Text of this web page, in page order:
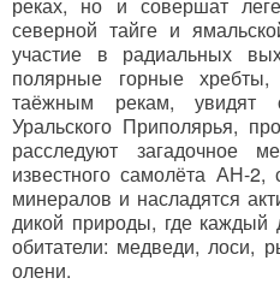
северной тайге и
участие в радиальных
полярные горные
таёжным рекам, увидят
Уральского Приполярья,
расследуют загадочное
известного самолёта АН-2,
минералов и насладятся
дикой природы, где каждый
обитатели: медведи, лоси,
олени.